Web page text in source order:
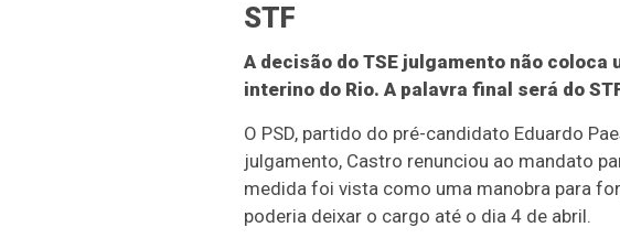
STF
A decisão do TSE julgamento não
interino do Rio. A palavra final será do
O PSD, partido do pré-candidato Eduardo
julgamento, Castro renunciou ao mandato
medida foi vista como uma manobra para
poderia deixar o cargo até o dia 4 de abril.